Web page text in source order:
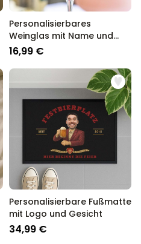
Personalisierbares
Weinglas mit Name und
Jahreszahl
16,99 €
Personalisierbare Fußmatte
mit Logo und Gesicht
34,99 €